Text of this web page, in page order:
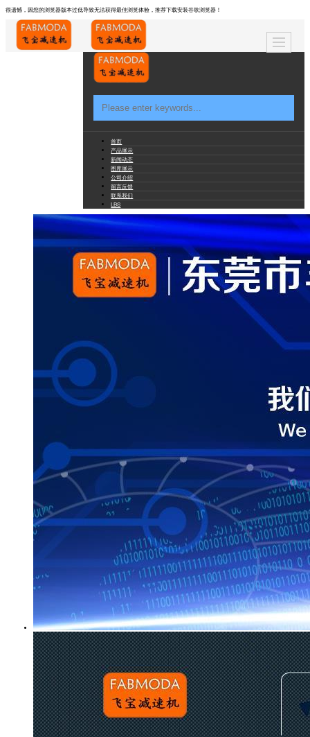
很遗憾，因您的浏览器版本过低导致无法获得最佳浏览体验，推荐下载安装谷歌浏览器！
首页
产品展示
新闻动态
图库展示
公司介绍
留言反馈
联系我们
LBS